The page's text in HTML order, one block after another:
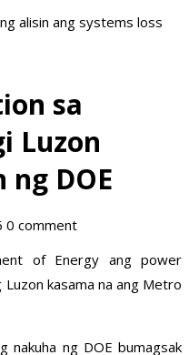
alisin ang systems loss
sa
Luzon
DOE
0 comment
of Energy ang power
kasama na ang Metro
nakuha ng DOE bumagsak